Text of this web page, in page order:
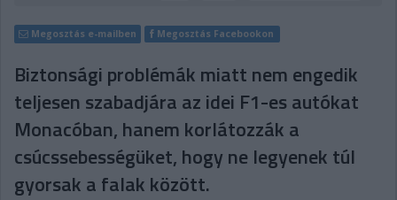
Megosztás e-mailben Megosztás Facebookon
Biztonsági problémák miatt nem engedik
teljesen szabadjára az idei F1-es autókat
Monacóban, hanem korlátozzák a
csúcssebességüket, hogy ne legyenek túl
gyorsak a falak között.